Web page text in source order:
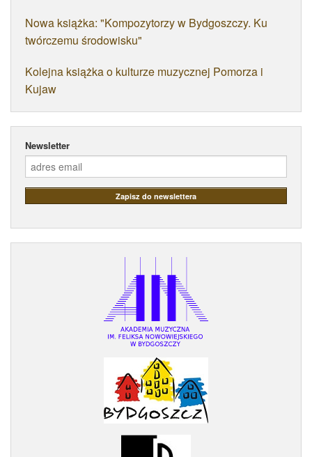
Nowa książka: "Kompozytorzy w Bydgoszczy. Ku
twórczemu środowisku"
Kolejna książka o kulturze muzycznej Pomorza i
Kujaw
Newsletter